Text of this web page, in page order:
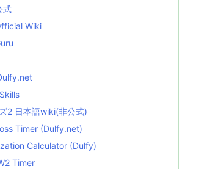
式
Wiki
2 日本語wiki(非公式)
Timer (Dulfy.net)
Calculator (Dulfy)
Timer